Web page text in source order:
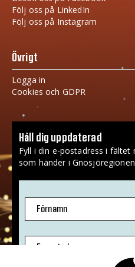
Följ oss på LinkedIn
Följ oss på Instagram
Övrigt
Logga in
Cookies och GDPR
Håll dig uppdaterad
Fyll i din e-postadress i
som händer i
Förnamn
E-postadress